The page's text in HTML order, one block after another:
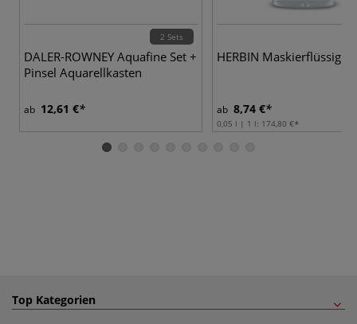
2 Sets
DALER-ROWNEY Aquafine Set +
Pinsel Aquarellkasten
ab 12,61 €
HERBIN
ab 8,74 €
0,05 l | 1 l: 174,80 €
Top Kategorien